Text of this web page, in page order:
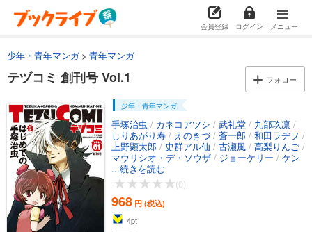
会員登録 ログイン メニュー
少年・青年マンガ 青年マンガ
テヅコミ 創刊号 Vol.1 フォロー
少年・青年マンガ
手塚治虫 / カネコアツシ / 武礼堂 / 九部玖凛 /
しりあがり寿 / えのきづ/ 蒼一郎 / 和田ラヂヲ /
上野顕太郎 / 史群アル仙 / 古瀬風 / 高梨りんご /
マウリシオ・デ・ソウザ / ジョーケリー / ケン
ニイムラ
...続きを読む
-
(0)
968 円 (税込)
4pt